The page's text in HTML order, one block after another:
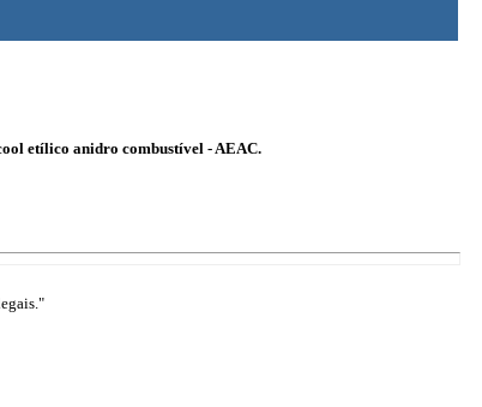
etílico anidro combustível - AEAC.